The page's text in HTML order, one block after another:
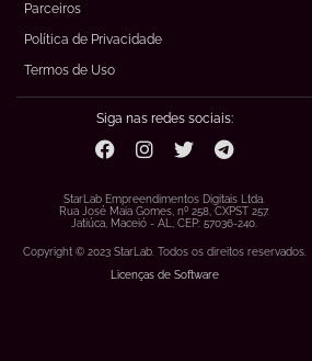
Parceiros
Política de Privacidade
Termos de Uso
Siga nas redes sociais:
StarLab Empreendimentos Digitais Ltda.
Rua José Maia Gomes, nº 258, CXPST 257.
Jatiúca, Maceió - AL, CEP: 57036-240.
Copyright © 2023 StarLab. Todos os direitos reservados.
Licenças de Software